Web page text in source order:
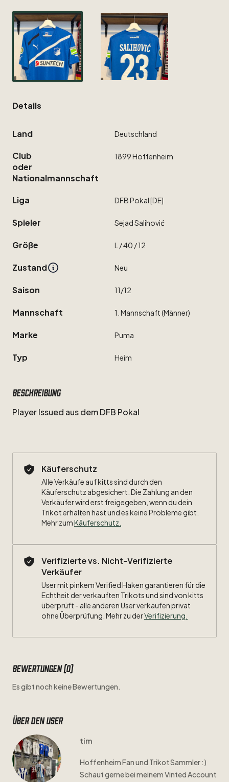
Details
Land Deutschland
Club
oder
Nationalmannschaft
1899Hoffenheim
Liga DFBPokal[DE]
Spieler SejadSalihović
Größe L ​/​40 ​/​12
Zustand Neu
Saison 11​/​12
Mannschaft 1. Mannschaft(Männer)
Marke Puma
Typ Heim
Beschreibung
PlayerIssued ausdemDFB Pokal
Käuferschutz
Alle Verkäufe auf kitts sind durch den
Käuferschutz abgesichert. Die Zahlung an den
Verkäufer wird erst freigegeben, wenn du dein
Trikot erhalten hast und es keine Probleme gibt.
Mehr zumKäuferschutz
Verifizierte vs. Nicht-Verifizierte
Verkäufer
User mit pinkem Verified Haken garantieren für die
Echtheit der verkauften Trikots und sind von kitts
überprüft - alle anderen User verkaufen privat
ohne Überprüfung. Mehr zu derVerifizierung.
Bewertungen (0)
Es gibt noch keine Bewertungen.
Über den user
tim
HoffenheimFanund TrikotSammler:)
SchautgernebeimeinemVintedAccount